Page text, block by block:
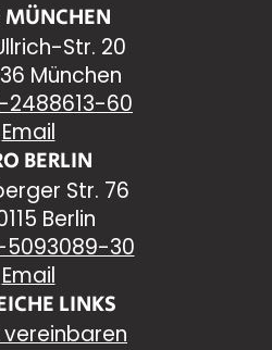
MÜNCHEN
Str. 20
München
2488613-60
Email
BERLIN
Str. 76
Berlin
5093089-30
Email
LINKS
vereinbaren